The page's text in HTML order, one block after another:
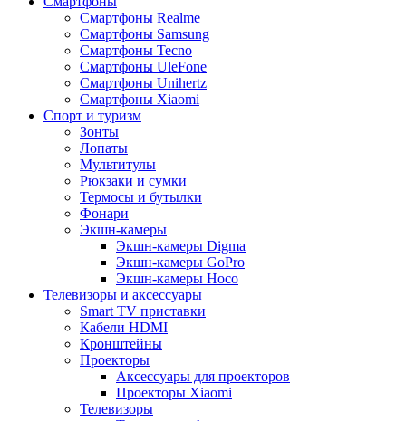
Смартфоны Realme
Смартфоны Samsung
Смартфоны Tecno
Смартфоны UleFone
Смартфоны Unihertz
Смартфоны Xiaomi
Спорт и туризм
Зонты
Лопаты
Мультитулы
Рюкзаки и сумки
Термосы и бутылки
Фонари
Экшн-камеры
Экшн-камеры Digma
Экшн-камеры GoPro
Экшн-камеры Hoco
Телевизоры и аксессуары
Smart TV приставки
Кабели HDMI
Кронштейны
Проекторы
Аксессуары для проекторов
Проекторы Xiaomi
Телевизоры